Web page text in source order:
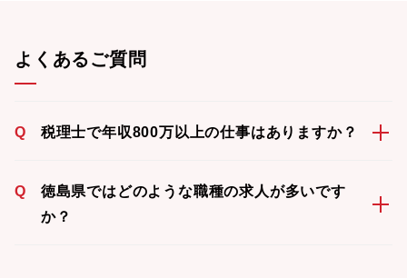
よくあるご質問
Q 税理士で年収800万以上の仕事はありますか？
Q
徳島県ではどのような職種の求人が多いです
か？